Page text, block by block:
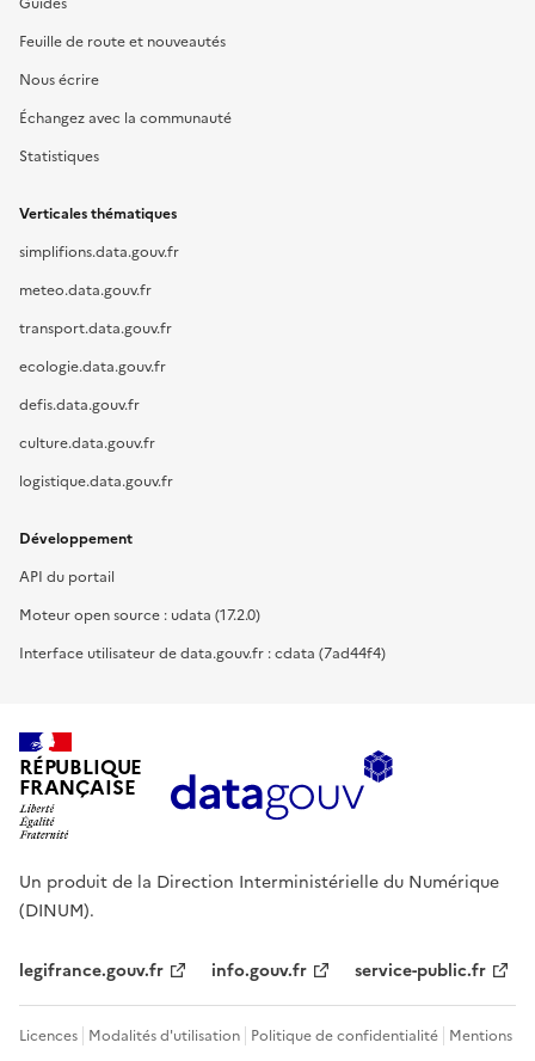
Feuille de route et nouveautés
Nous écrire
Échangez avec la communauté
Statistiques
Verticales thématiques
simplifions.data.gouv.fr
meteo.data.gouv.fr
transport.data.gouv.fr
ecologie.data.gouv.fr
defis.data.gouv.fr
culture.data.gouv.fr
logistique.data.gouv.fr
Développement
API du portail
Moteur open source : udata (17.2.0)
Interface utilisateur de data.gouv.fr : cdata (7ad44f4)
RÉPUBLIQUE
FRANÇAISE
Un produit de la Direction Interministérielle du Numérique
(DINUM).
legifrance.gouv.fr info.gouv.fr service-public.fr
Licences Modalités d'utilisation Politique de confidentialité Mentions